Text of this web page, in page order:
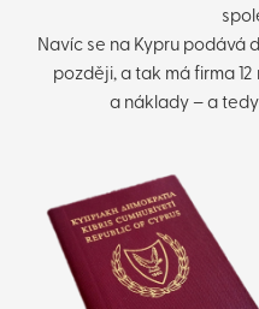
Navíc se na Kypru podává
později, a tak má firma
a náklady – a